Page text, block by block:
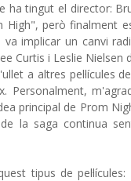
tingut el director:
però finalment
va implicar un canvi
Curtis i Leslie
a altres pel·lícules
Personalment,
principal de Prom
la saga continua
tipus de